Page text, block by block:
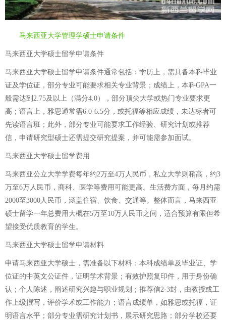
马来西亚大学管理学硕士申请条件
马来西亚大学硕士留学申请条件
马来西亚大学硕士留学申请条件通常包括：学历上，需具备本科毕业
证及学位证，部分专业可能要求相关专业背景；成绩上，本科GPA一
般需达到2.75及以上（满分4.0），部分顶尖大学或热门专业要求更
高；语言上，雅思通常需6.0-6.5分，或托福等相应成绩，未达标者可
先读语言班；此外，部分专业可能要求工作经验、研究计划或推荐
信，申请研究型硕士还需提交研究提案，并可能需参加面试。
马来西亚大学硕士留学费用
马来西亚公立大学学费每年约2万至4万人民币，私立大学则稍高，约3
万至6万人民币，商科、医学等费用可能更高。生活费方面，每月约需
2000至3000人民币，涵盖住宿、饮食、交通等。整体而言，马来西亚
硕士留学一年总费用大概在5万至10万人民币之间，适合预算有限但希
望接受优质教育的学生。
马来西亚大学硕士留学申请材料
申请马来西亚大学硕士，需准备以下材料：本科成绩单及毕业证、学
位证的中英文公证件，证明学术背景；有效护照复印件，用于身份确
认；个人陈述，阐述研究兴趣与职业规划；推荐信2-3封，由教授或工
作上级撰写，评价学术或工作能力；语言成绩单，如雅思或托福，证
明语言水平；部分专业需研究计划书，展示研究思路；部分学校还要